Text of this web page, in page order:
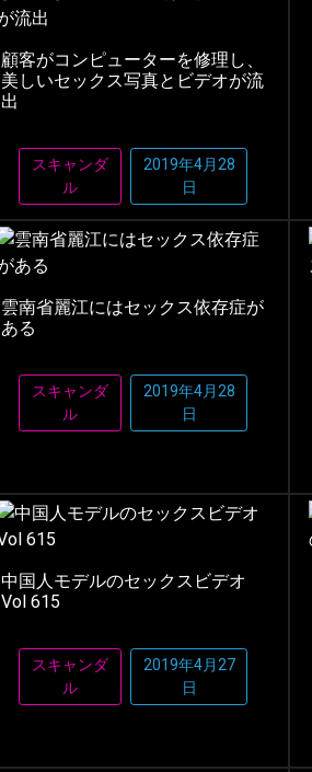
顧客がコンピューターを修理し、
美しいセックス写真とビデオが流
出
スキャンダ
ル
2019年4月28
日
雲南省麗江にはセックス依存症が
ある
スキャンダ
ル
2019年4月28
日
中国人モデルのセックスビデオ
Vol 615
スキャンダ
ル
2019年4月27
日